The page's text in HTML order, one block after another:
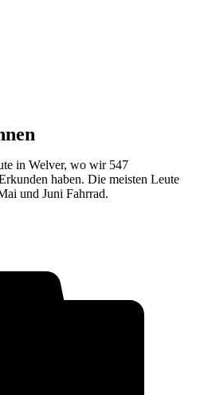
in Welver, wo wir 547
haben. Die meisten Leute
und Juni Fahrrad.